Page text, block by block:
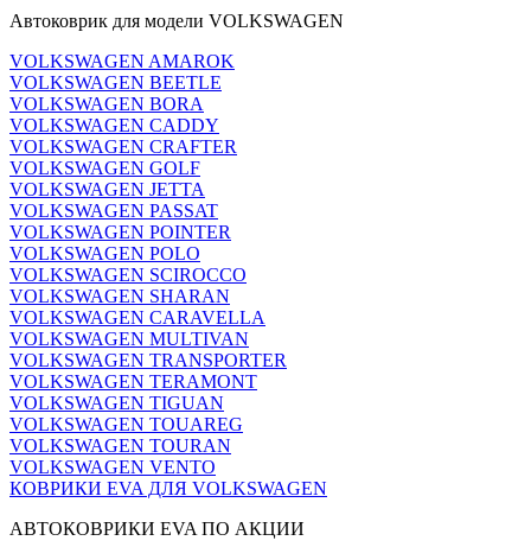
Автоковрик для модели VOLKSWAGEN
VOLKSWAGEN AMAROK
VOLKSWAGEN BEETLE
VOLKSWAGEN BORA
VOLKSWAGEN CADDY
VOLKSWAGEN CRAFTER
VOLKSWAGEN GOLF
VOLKSWAGEN JETTA
VOLKSWAGEN PASSAT
VOLKSWAGEN POINTER
VOLKSWAGEN POLO
VOLKSWAGEN SCIROCCO
VOLKSWAGEN SHARAN
VOLKSWAGEN CARAVELLA
VOLKSWAGEN MULTIVAN
VOLKSWAGEN TRANSPORTER
VOLKSWAGEN TERAMONT
VOLKSWAGEN TIGUAN
VOLKSWAGEN TOUAREG
VOLKSWAGEN TOURAN
VOLKSWAGEN VENTO
КОВРИКИ EVA ДЛЯ VOLKSWAGEN
АВТОКОВРИКИ EVA ПО АКЦИИ